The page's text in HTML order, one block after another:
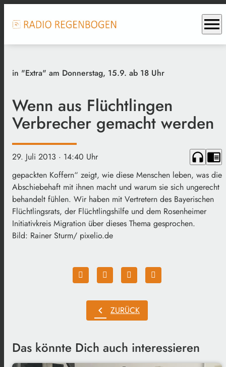
menu
in "Extra" am Donnerstag, 15.9. ab 18 Uhr
Wenn aus Flüchtlingen
Verbrecher gemacht werden
29. Juli 2013 · 14:40 Uhr headphones chrome_reader_mode
gepackten Koffern“ zeigt, wie diese Menschen leben, was die
Abschiebehaft mit ihnen macht und warum sie sich ungerecht
behandelt fühlen. Wir haben mit Vertretern des Bayerischen
Flüchtlingsrats, der Flüchtlingshilfe und dem Rosenheimer
Initiativkreis Migration über dieses Thema gesprochen.
Bild: Rainer Sturm/ pixelio.de
chevron_left ZURÜCK
Das könnte Dich auch interessieren